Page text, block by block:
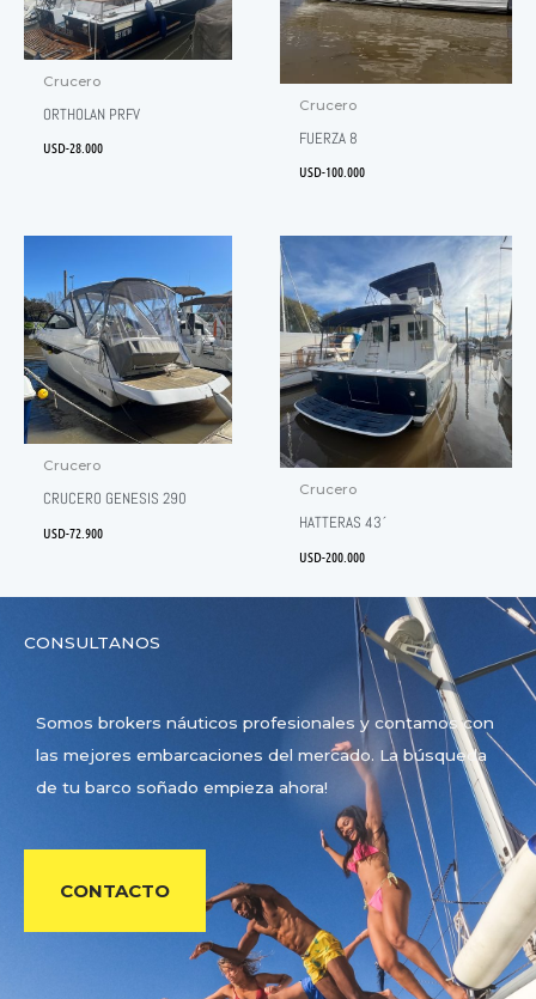
Crucero
ORTHOLAN PRFV
USD-28.000
Crucero
FUERZA 8
USD-100.000
Crucero
CRUCERO GENESIS 290
USD-72.900
Crucero
HATTERAS 43´
USD-200.000
CONSULTANOS
Somos brokers náuticos profesionales y contamos con
las mejores embarcaciones del mercado. La búsqueda
de tu barco soñado empieza ahora!
CONTACTO